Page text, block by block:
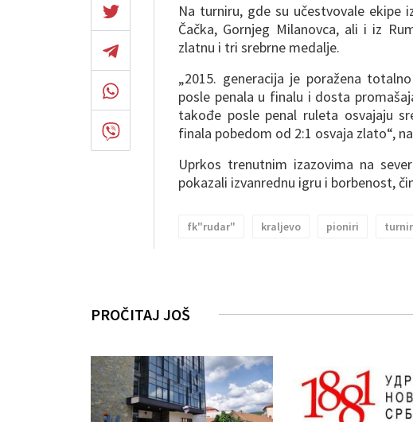
Na turniru, gde su učestvovale ekipe
Čačka, Gornjeg Milanovca, ali i iz
zlatnu i tri srebrne medalje.
„2015. generacija je poražena
posle penala u finalu i dosta
takođe posle penal ruleta osvajaju
finala pobedom od 2:1 osvaja zlato“,
Uprkos trenutnim izazovima na
pokazali izvanrednu igru i borbenost,
fk"rudar" kraljevo pioniri turnir
PROČITAJ JOŠ